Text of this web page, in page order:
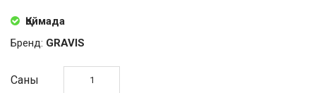
Қоймада
Бренд: GRAVIS
Саны